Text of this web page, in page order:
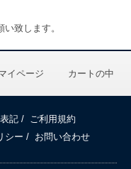
致します。
イページ カートの中
記 /
ご利用規約
シー / お問い合わせ